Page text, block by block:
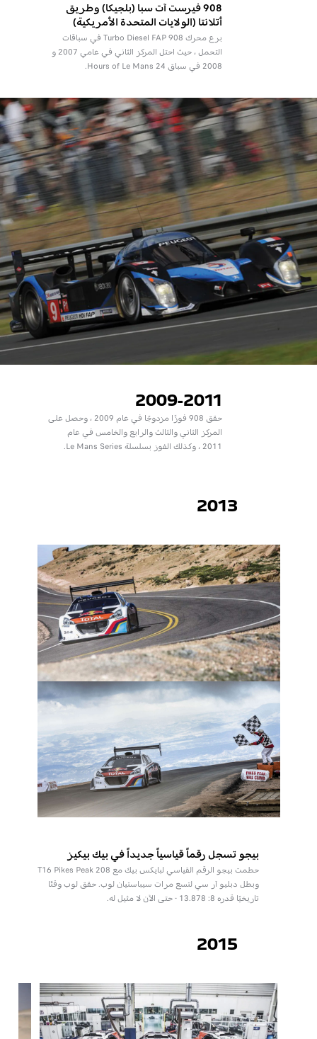
908 فيرست آت سبا (بلجيكا) وطريق
أتلانتا (الولايات المتحدة الأمريكية)
برع محرك 908 Turbo Diesel FAP في سباقات
التحمل ، حيث احتل المركز الثاني في عامي 2007 و
2008 في سباق 24 Hours of Le Mans.
2009-2011
حقق 908 فوزًا مزدوجًا في عام 2009 ، وحصل على
المركز الثاني والثالث والرابع والخامس في عام
2011 ، وكذلك الفوز بسلسلة Le Mans Series.
2013
بيجو تسجل رقماً قياسياً جديداً في بيك بيكيز
حطمت بيجو الرقم القياسي لبايكس بيك مع 208 T16 Pikes Peak
وبطل دبليو آر سي لتسع مرات سيباستيان لوب. حقق لوب وقتًا
تاريخيًا قدره 8: 13.878 - حتى الآن لا مثيل له.
2015